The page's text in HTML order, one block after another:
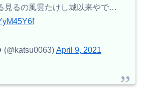
見るの風雲たけし城以来やで…
April 9, 2021